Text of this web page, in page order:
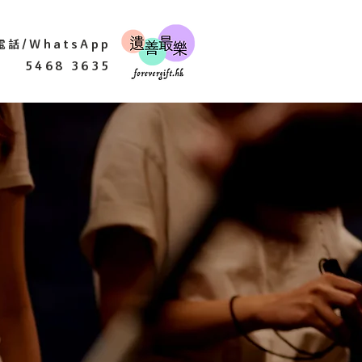
話/WhatsApp
5468 3635